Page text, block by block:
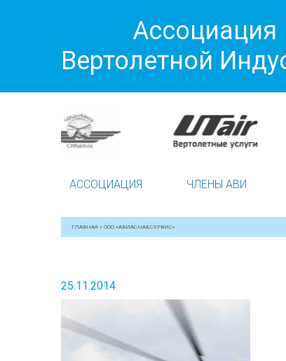
Ассоциация
Вертолетной
АССОЦИАЦИЯ ЧЛЕНЫ АВИ
ГЛАВНАЯ » ООО «АВИАСНАБСЕРВИС»
25.11.2014